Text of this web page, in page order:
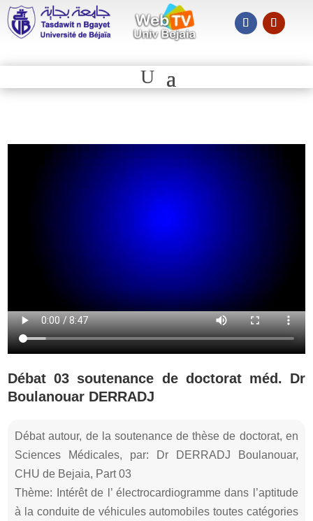
Débat 03 soutenance de doctorat méd. Dr
Boulanouar DERRADJ
Débat autour, de la soutenance de thèse de doctorat, en
Sciences Médicales, par: Dr DERRADJ Boulanouar,
CHU de Bejaia, Part 03
Thème: Intérêt de l’ électrocardiogramme dans l’aptitude
à la conduite de véhicules automobiles toutes catégories